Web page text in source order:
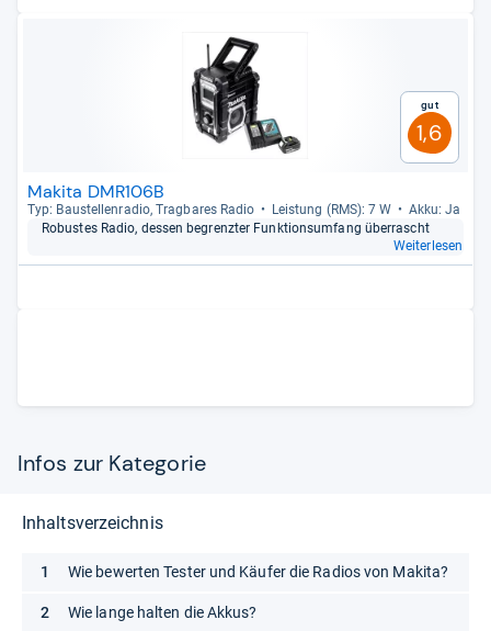
Gut
1,6
Makita DMR106B
Typ: Bau­stel­len­ra­dio, Trag­ba­res Radio Leis­tung (RMS): 7 W
Akku: Ja
Robus­tes Radio, des­sen begrenz­ter Funk­ti­ons­um­fang über­rascht
Weiterlesen
Infos zur Kategorie
Inhaltsverzeichnis
Wie bewerten Tester und Käufer die Radios von Makita?
Wie lange halten die Akkus?